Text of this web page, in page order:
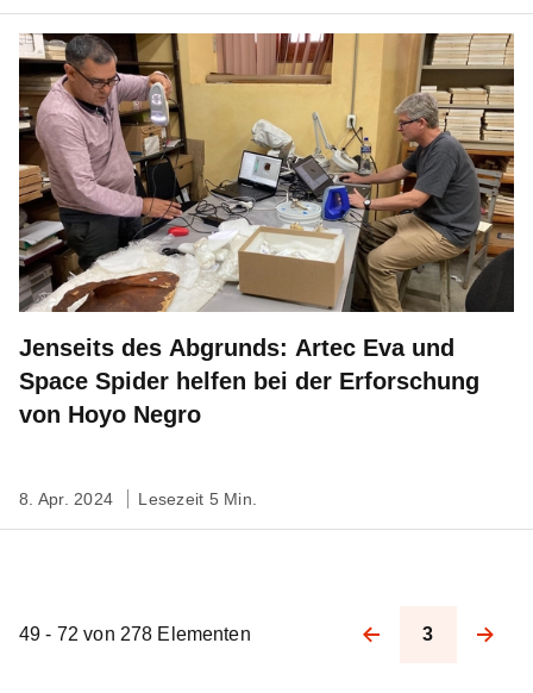
Jenseits des Abgrunds: Artec Eva und
Space Spider helfen bei der Erforschung
von Hoyo Negro
8. Apr. 2024 Lesezeit 5 Min.
49 - 72 von 278 Elementen
Pagination
3